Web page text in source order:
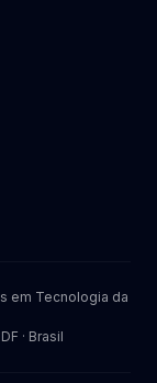
em Tecnologia da
· Brasil